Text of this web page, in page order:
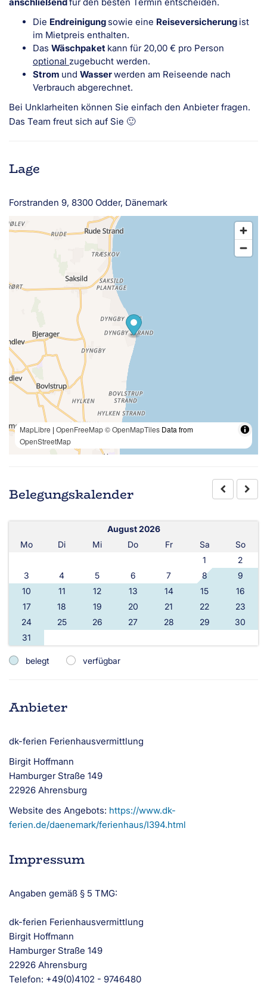
anschließend für den besten Termin entscheiden.
Die Endreinigungsowie eine Reiseversicherung ist
im Mietpreis enthalten.
Das Wäschpaket kann für 20,00 € pro Person
optional zugebucht werden.
Strom und Wasserwerden am Reiseende nach
Verbrauch abgerechnet.
Bei Unklarheiten können Sie einfach den Anbieter fragen.
Das Team freut sich auf Sie 🙂
Lage
Forstranden 9, 8300 Odder, Dänemark
MapLibre | OpenFreeMap© OpenMapTiles Data from
OpenStreetMap
Belegungskalender
August 2026
Mo
Di Mi Do Fr Sa
So
1
2
3
4 5 6 7 8
9
10
11 12 13 14 15
16
17
18 19 20 21 22
23
24
25 26 27 28 29
30
31
belegt verfügbar
Anbieter
dk-ferien Ferienhausvermittlung
Birgit Hoffmann
Hamburger Straße 149
22926 Ahrensburg
Website des Angebots: https://www.dk-
ferien.de/daenemark/ferienhaus/I394.html
Impressum
Angaben gemäß § 5 TMG:
dk-ferien Ferienhausvermittlung
Birgit Hoffmann
Hamburger Straße 149
22926 Ahrensburg
Telefon: +49(0)4102 - 9746480